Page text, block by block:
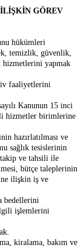
GÖREV
hükümleri
temizlik, güvenlik,
hizmetlerini yapmak
faaliyetlerini
Kanunun 15 inci
hizmetler birimlerine
hazırlatılması ve
sağlık tesislerinin
ve tahsili ile
bütçe taleplerinin
ilişkin iş ve
bedellerini
işlemlerini
kiralama, bakım ve